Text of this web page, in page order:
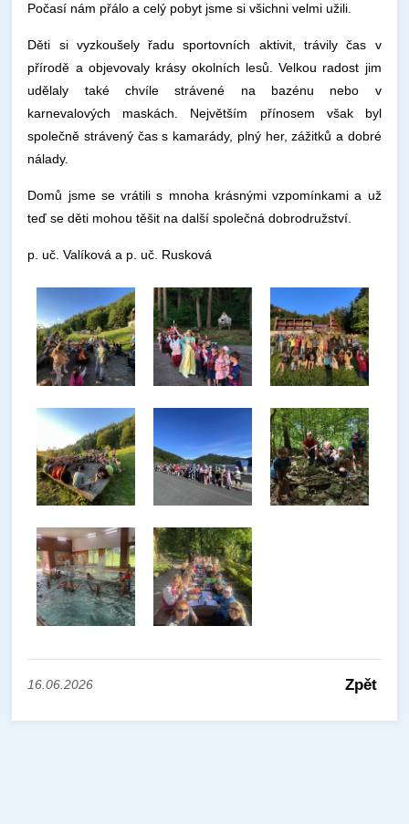
Počasí nám přálo a celý pobyt jsme si všichni velmi užili.
Děti si vyzkoušely řadu sportovních aktivit, trávily čas v
přírodě a objevovaly krásy okolních lesů. Velkou radost jim
udělaly také chvíle strávené na bazénu nebo v
karnevalových maskách. Největším přínosem však byl
společně strávený čas s kamarády, plný her, zážitků a dobré
nálady.
Domů jsme se vrátili s mnoha krásnými vzpomínkami a už
teď se děti mohou těšit na další společná dobrodružství.
p. uč. Valíková a p. uč. Rusková
16.06.2026 Zpět